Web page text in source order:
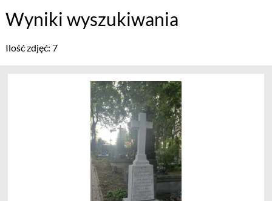
Wyniki wyszukiwania
Ilość zdjęć: 7